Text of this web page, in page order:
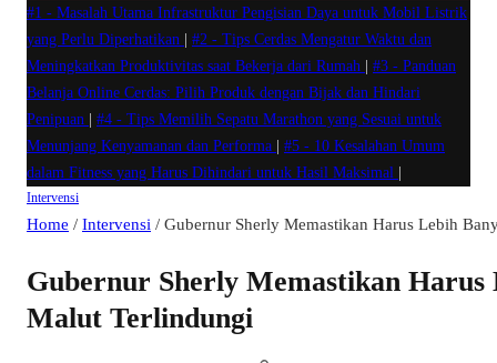
#1 - Masalah Utama Infrastruktur Pengisian Daya untuk Mobil Listrik
yang Perlu Diperhatikan
#2 - Tips Cerdas Mengatur Waktu dan
Meningkatkan Produktivitas saat Bekerja dari Rumah
#3 - Panduan
Belanja Online Cerdas: Pilih Produk dengan Bijak dan Hindari
Penipuan
#4 - Tips Memilih Sepatu Marathon yang Sesuai untuk
Menunjang Kenyamanan dan Performa
#5 - 10 Kesalahan Umum
dalam Fitness yang Harus Dihindari untuk Hasil Maksimal
Intervensi
Home / Intervensi / Gubernur Sherly Memastikan Harus Lebih
Gubernur Sherly Memastikan Harus
Malut Terlindungi